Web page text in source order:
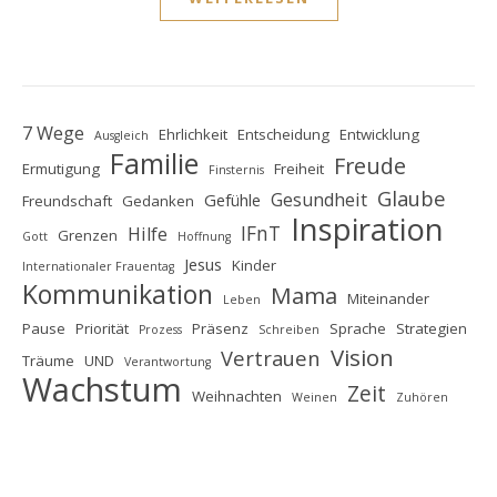
7 Wege Ausgleich Ehrlichkeit Entscheidung Entwicklung
Ermutigung
Familie Finsternis Freiheit Freude
Freundschaft Gedanken Gefühle Gesundheit Glaube
Gott Grenzen Hilfe Hoffnung IFnT Inspiration
Internationaler Frauentag Jesus Kinder
Kommunikation Leben Mama Miteinander
Pause Priorität Prozess Präsenz Schreiben Sprache
Strategien
Träume UND Verantwortung Vertrauen Vision
Wachstum Weihnachten Weinen Zeit Zuhören